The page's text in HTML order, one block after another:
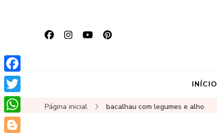
INÍCIO
Página inicial bacalhau com legumes e alho
Facebook
Twitter
WhatsApp